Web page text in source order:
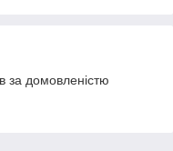
за домовленістю